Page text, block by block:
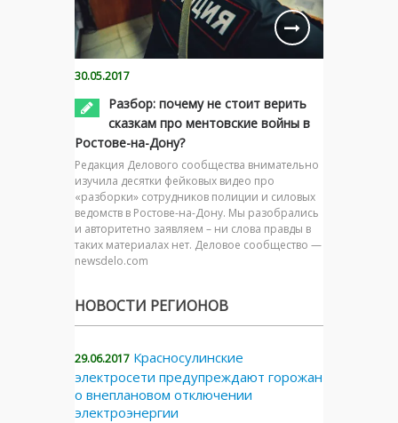
30.05.2017
Разбор: почему не стоит верить
сказкам про ментовские войны в
Ростове-на-Дону?
Редакция Делового сообщества внимательно
изучила десятки фейковых видео про
«разборки» сотрудников полиции и силовых
ведомств в Ростове-на-Дону. Мы разобрались
и авторитетно заявляем – ни слова правды в
таких материалах нет. Деловое сообщество —
newsdelo.com
НОВОСТИ РЕГИОНОВ
29.06.2017 Красносулинские
электросети предупреждают горожан
о внеплановом отключении
электроэнергии